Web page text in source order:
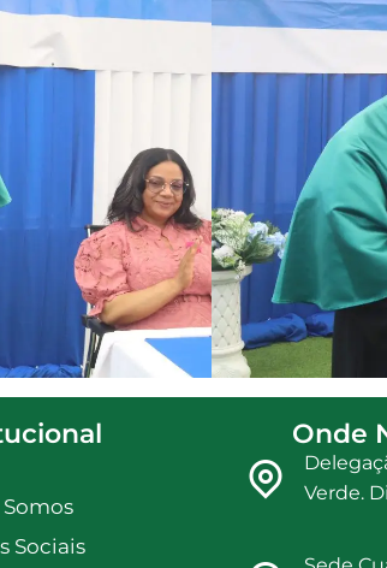
Sociais
Onde
Verde.